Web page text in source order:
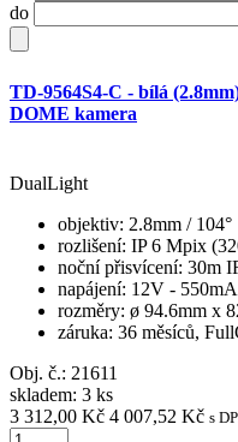
do
TD-9564S4-C - bílá
DOME kamera
DualLight
objektiv: 2.8mm / 104°
rozlišení: IP 6 Mpix
noční přisvícení: 30m
napájení: 12V -
rozměry: ø 94.6mm x
záruka: 36 měsíců,
Obj. č.: 21611
skladem: 3 ks
3 312,00 Kč 4 007,52 Kč s